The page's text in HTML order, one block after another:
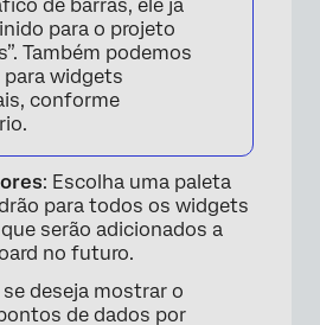
×
de barras, ele já
para o projeto
Também podemos
widgets
conforme
: Escolha uma paleta
para todos os widgets
serão adicionados a
no futuro.
se deseja mostrar o
de dados por